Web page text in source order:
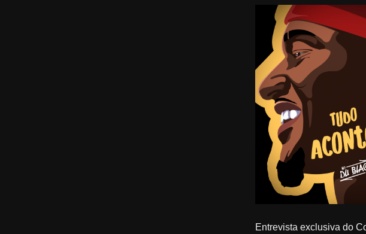
ídolos, Delacruz
Entrevista exclusiva do